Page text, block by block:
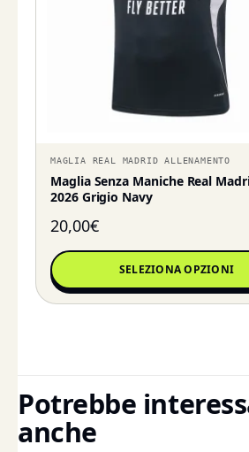
MAGLIA REAL MADRID ALLENAMENTO
Maglia Senza Maniche Real
2026 Grigio Navy
20,00€
SELEZIONA OPZIONI
Potrebbe
anche